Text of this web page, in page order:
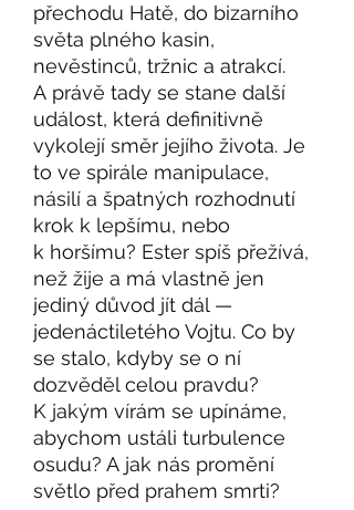
přechodu Hatě, do bizarního
světa plného kasin,
nevěstinců, tržnic a atrakcí.
A právě tady se stane další
událost, která definitivně
vykolejí směr jejího života. Je
to ve spirále manipulace,
násilí a špatných rozhodnutí
krok k lepšímu, nebo
k horšímu? Ester spíš přežívá,
než žije a má vlastně jen
jediný důvod jít dál —
jedenáctiletého Vojtu. Co by
se stalo, kdyby se o ní
dozvěděl celou pravdu?
K jakým vírám se upínáme,
abychom ustáli turbulence
osudu? A jak nás promění
světlo před prahem smrti?